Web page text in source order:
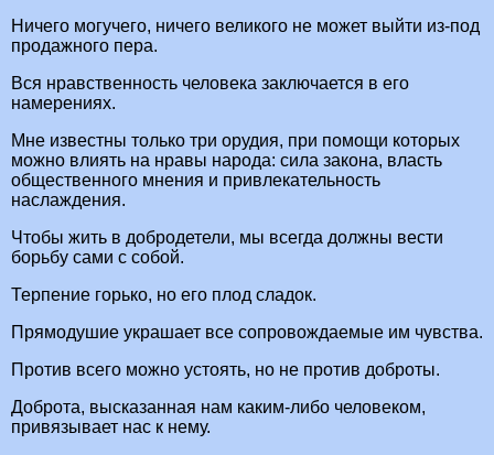
Ничего могучего, ничего великого не может выйти из-под
продажного пера.
Вся нравственность человека заключается в его
намерениях.
Мне известны только три орудия, при помощи которых
можно влиять на нравы народа: сила закона, власть
общественного мнения и привлекательность
наслаждения.
Чтобы жить в добродетели, мы всегда должны вести
борьбу сами с собой.
Терпение горько, но его плод сладок.
Прямодушие украшает все сопровождаемые им чувства.
Против всего можно устоять, но не против доброты.
Доброта, высказанная нам каким-либо человеком,
привязывает нас к нему.